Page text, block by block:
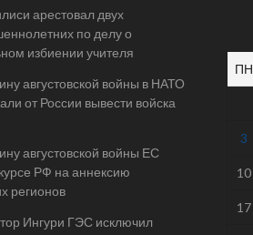
арестовал двух
по делу о
избиении учителя
августовской войны в НАТО
от России вывести войска
августовской войны ЕС
РФ на аннексию
регионов
Ингури ГЭС исключил
ПН
3
10
17